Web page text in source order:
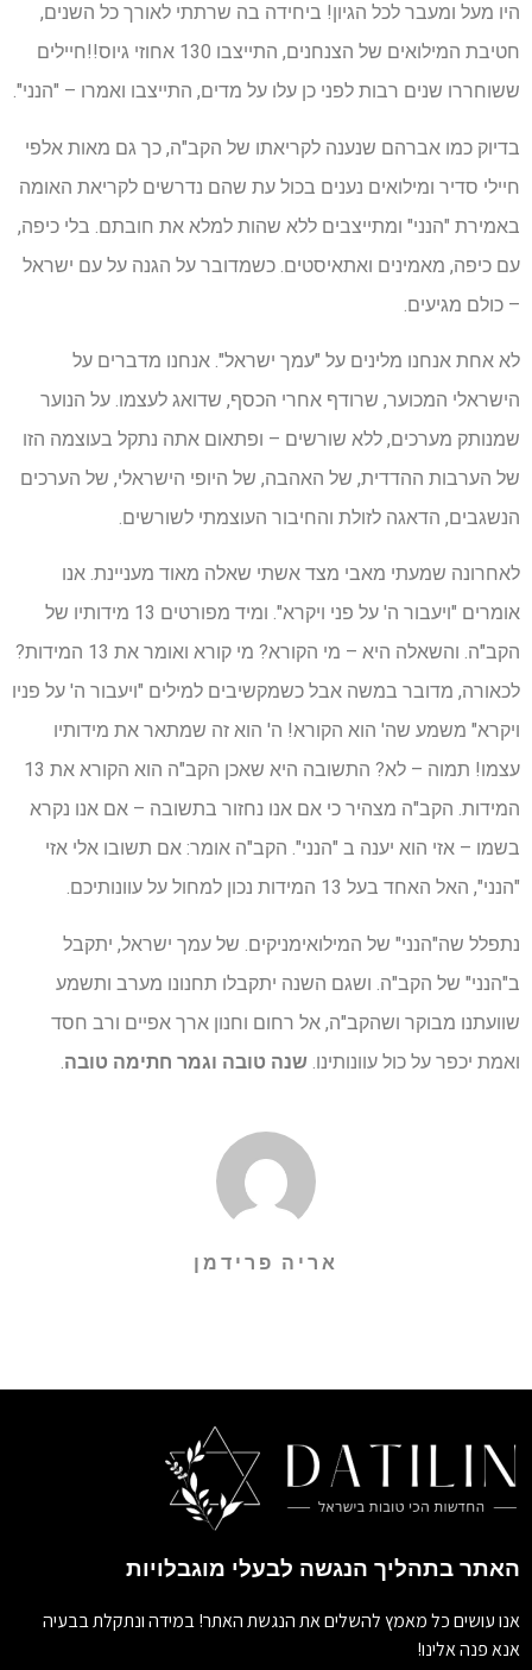
היו מעל ומעבר לכל הגיון! ביחידה בה שרתתי לאורך כל השנים,
חטיבת המילואים של הצנחנים, התייצבו 130 אחוזי גיוס!!חיילים
ששוחררו שנים רבות לפני כן עלו על מדים, התייצבו ואמרו – "הנני".
בדיוק כמו אברהם שנענה לקריאתו של הקב"ה, כך גם מאות אלפי
חיילי סדיר ומילואים נענים בכול עת שהם נדרשים לקריאת האומה
באמירת "הנני" ומתייצבים ללא שהות למלא את חובתם. בלי כיפה,
עם כיפה, מאמינים ואתאיסטים. כשמדובר על הגנה על עם ישראל
– כולם מגיעים.
לא אחת אנחנו מלינים על "עמך ישראל". אנחנו מדברים על
הישראלי המכוער, שרודף אחרי הכסף, שדואג לעצמו. על הנוער
שמנותק מערכים, ללא שורשים – ופתאום אתה נתקל בעוצמה הזו
של הערבות ההדדית, של האהבה, של היופי הישראלי, של הערכים
הנשגבים, הדאגה לזולת והחיבור העוצמתי לשורשים.
לאחרונה שמעתי מאבי מצד אשתי שאלה מאוד מעניינת. אנו
אומרים "ויעבור ה' על פני ויקרא". ומיד מפורטים 13 מידותיו של
הקב"ה. והשאלה היא – מי הקורא? מי קורא ואומר את 13 המידות?
לכאורה, מדובר במשה אבל כשמקשיבים למילים "ויעבור ה' על פניו
ויקרא" משמע שה' הוא הקורא! ה' הוא זה שמתאר את מידותיו
עצמו! תמוה – לא? התשובה היא שאכן הקב"ה הוא הקורא את 13
המידות. הקב"ה מצהיר כי אם אנו נחזור בתשובה – אם אנו נקרא
בשמו – אזי הוא יענה ב "הנני". הקב"ה אומר: אם תשובו אלי אזי
"הנני", האל האחד בעל 13 המידות נכון למחול על עוונותיכם.
נתפלל שה"הנני" של המילואימניקים. של עמך ישראל, יתקבל
ב"הנני" של הקב"ה. ושגם השנה יתקבלו תחנונו מערב ותשמע
שוועתנו מבוקר ושהקב"ה, אל רחום וחנון ארך אפיים ורב חסד
ואמת יכפר על כול עוונותינו. שנה טובה וגמר חתימה טובה
אריה פרידמן
האתר בתהליך הנגשה לבעלי מוגבלויות
אנו עושים כל מאמץ להשלים את הנגשת האתר! במידה ונתקלת בבעיה
אנא פנה אלינו!